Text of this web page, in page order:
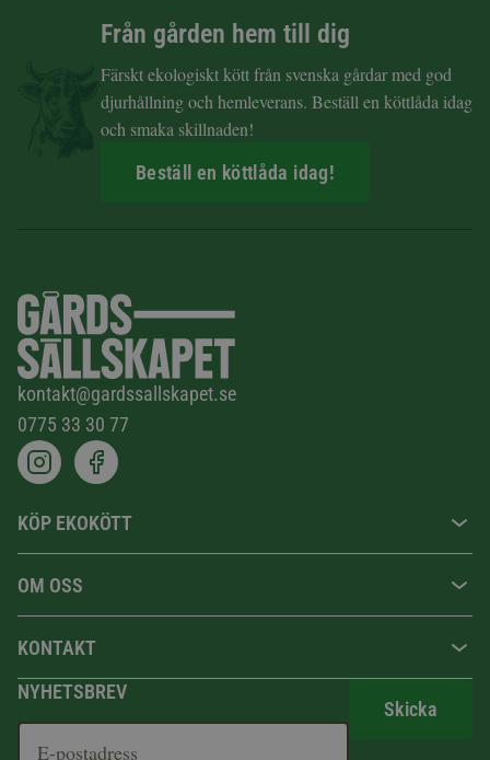
Från gården hem till dig
Färskt ekologiskt kött från svenska gårdar med god
djurhållning och hemleverans. Beställ en köttlåda idag
och smaka skillnaden!
Beställ en köttlåda idag!
kontakt@gardssallskapet.se
0775 33 30 77
KÖP EKOKÖTT
OM OSS
KONTAKT
NYHETSBREV
Skicka